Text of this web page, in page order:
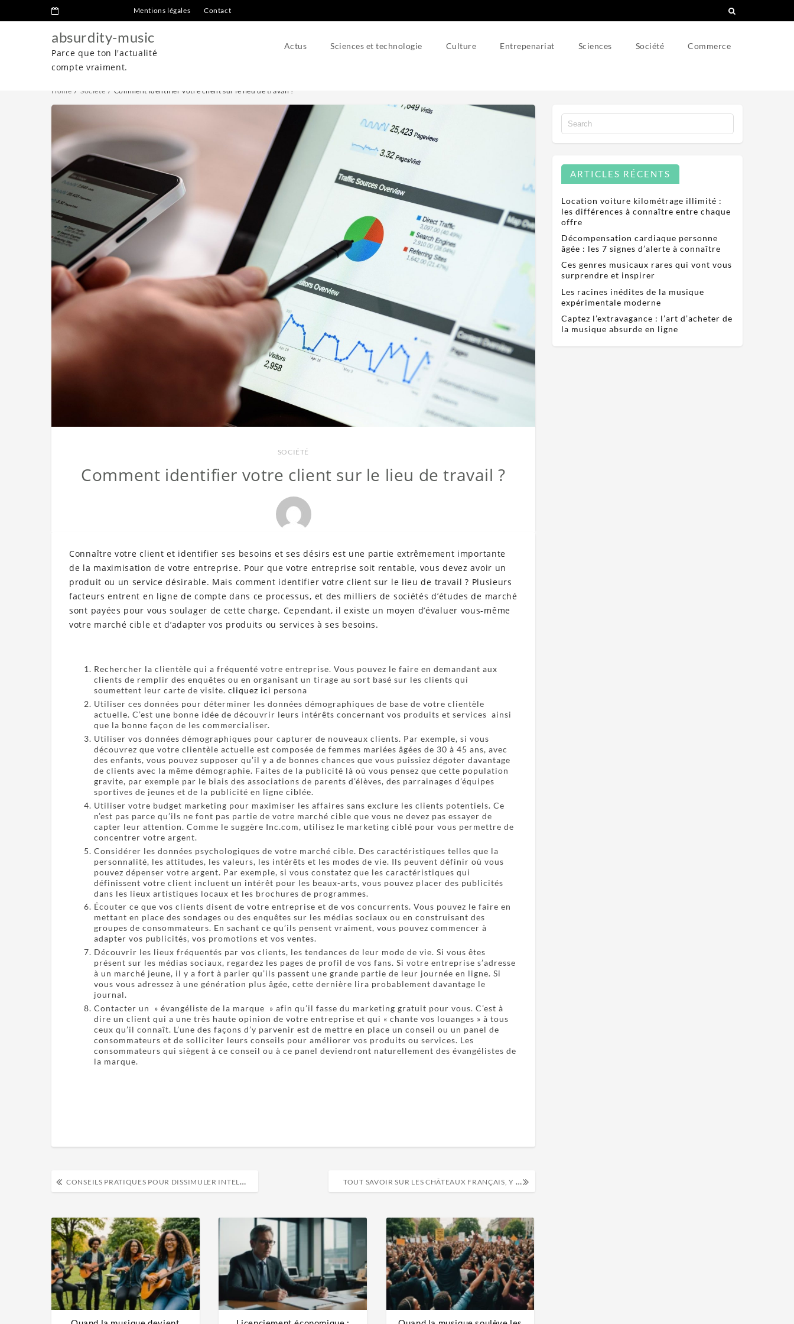
Mentions légales Contact
absurdity-music
Parce que ton l'actualité
compte vraiment.
Actus Sciences et technologie Culture Entrepenariat Sciences Société Commerce
Home Société Comment identifier votre client sur le lieu de travail ?
SOCIÉTÉ
Comment identifier votre client sur le lieu de travail ?
Connaître votre client et identifier ses besoins et ses désirs est une partie extrêmement importante
de la maximisation de votre entreprise. Pour que votre entreprise soit rentable, vous devez avoir un
produit ou un service désirable. Mais comment identifier votre client sur le lieu de travail ? Plusieurs
facteurs entrent en ligne de compte dans ce processus, et des milliers de sociétés d’études de marché
sont payées pour vous soulager de cette charge. Cependant, il existe un moyen d’évaluer vous-même
votre marché cible et d’adapter vos produits ou services à ses besoins.
Rechercher la clientèle qui a fréquenté votre entreprise. Vous pouvez le faire en demandant aux
clients de remplir des enquêtes ou en organisant un tirage au sort basé sur les clients qui
soumettent leur carte de visite. cliquez ici persona
Utiliser ces données pour déterminer les données démographiques de base de votre clientèle
actuelle. C’est une bonne idée de découvrir leurs intérêts concernant vos produits et services ainsi
que la bonne façon de les commercialiser.
Utiliser vos données démographiques pour capturer de nouveaux clients. Par exemple, si vous
découvrez que votre clientèle actuelle est composée de femmes mariées âgées de 30 à 45 ans, avec
des enfants, vous pouvez supposer qu’il y a de bonnes chances que vous puissiez dégoter davantage
de clients avec la même démographie. Faites de la publicité là où vous pensez que cette population
gravite, par exemple par le biais des associations de parents d’élèves, des parrainages d’équipes
sportives de jeunes et de la publicité en ligne ciblée.
Utiliser votre budget marketing pour maximiser les affaires sans exclure les clients potentiels. Ce
n’est pas parce qu’ils ne font pas partie de votre marché cible que vous ne devez pas essayer de
capter leur attention. Comme le suggère Inc.com, utilisez le marketing ciblé pour vous permettre de
concentrer votre argent.
Considérer les données psychologiques de votre marché cible. Des caractéristiques telles que la
personnalité, les attitudes, les valeurs, les intérêts et les modes de vie. Ils peuvent définir où vous
pouvez dépenser votre argent. Par exemple, si vous constatez que les caractéristiques qui
définissent votre client incluent un intérêt pour les beaux-arts, vous pouvez placer des publicités
dans les lieux artistiques locaux et les brochures de programmes.
Écouter ce que vos clients disent de votre entreprise et de vos concurrents. Vous pouvez le faire en
mettant en place des sondages ou des enquêtes sur les médias sociaux ou en construisant des
groupes de consommateurs. En sachant ce qu’ils pensent vraiment, vous pouvez commencer à
adapter vos publicités, vos promotions et vos ventes.
Découvrir les lieux fréquentés par vos clients, les tendances de leur mode de vie. Si vous êtes
présent sur les médias sociaux, regardez les pages de profil de vos fans. Si votre entreprise s’adresse
à un marché jeune, il y a fort à parier qu’ils passent une grande partie de leur journée en ligne. Si
vous vous adressez à une génération plus âgée, cette dernière lira probablement davantage le
journal.
Contacter un » évangéliste de la marque » afin qu’il fasse du marketing gratuit pour vous. C’est à
dire un client qui a une très haute opinion de votre entreprise et qui « chante vos louanges » à tous
ceux qu’il connaît. L’une des façons d’y parvenir est de mettre en place un conseil ou un panel de
consommateurs et de solliciter leurs conseils pour améliorer vos produits ou services. Les
consommateurs qui siègent à ce conseil ou à ce panel deviendront naturellement des évangélistes de
la marque.
CONSEILS PRATIQUES POUR DISSIMULER INTELLIGEMMENT SON COFFRE-FORT TOUT SAVOIR SUR LES CHÂTEAUX FRANÇAIS, Y COMPRIS COMMENT LES VISITER DANS LA VRAIE VIE – OU DEPUIS VOTRE SALON
ARTICLES RÉCENTS
Location voiture kilométrage illimité :
les différences à connaître entre chaque
offre
Décompensation cardiaque personne
âgée : les 7 signes d’alerte à connaître
Ces genres musicaux rares qui vont vous
surprendre et inspirer
Les racines inédites de la musique
expérimentale moderne
Captez l’extravagance : l’art d’acheter de
la musique absurde en ligne